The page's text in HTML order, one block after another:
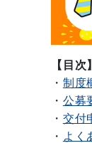
【目次】
・ 制度
・ 公募
・ 交付
・ よく